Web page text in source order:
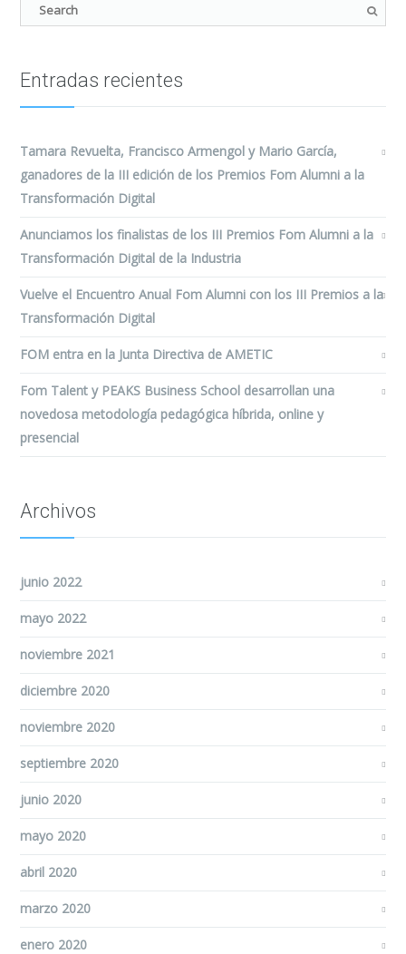
Entradas recientes
Tamara Revuelta, Francisco Armengol y Mario García,
ganadores de la III edición de los Premios Fom Alumni a la
Transformación Digital
Anunciamos los finalistas de los III Premios Fom Alumni a la
Transformación Digital de la Industria
Vuelve el Encuentro Anual Fom Alumni con los III Premios a la
Transformación Digital
FOM entra en la Junta Directiva de AMETIC
Fom Talent y PEAKS Business School desarrollan una
novedosa metodología pedagógica híbrida, online y
presencial
Archivos
junio 2022
mayo 2022
noviembre 2021
diciembre 2020
noviembre 2020
septiembre 2020
junio 2020
mayo 2020
abril 2020
marzo 2020
enero 2020